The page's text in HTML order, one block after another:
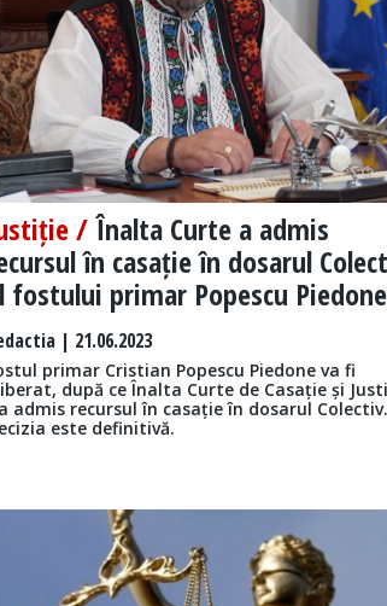
/Înalta Curte a admis
în casație în dosarul
fostului primar Popescu Piedone
| 21.06.2023
primar Cristian Popescu Piedone va fi
după ce Înalta Curte de Casație și
admis recursul în casație în dosarul Colectiv.
este definitivă.